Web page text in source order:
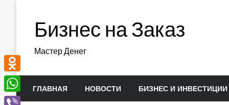
содержимомуБизнес на Заказ
Мастер Денег
ГЛАВНАЯ НОВОСТИ БИЗНЕС И ИНВЕСТИЦИИ
Odnoklassniki
WhatsApp